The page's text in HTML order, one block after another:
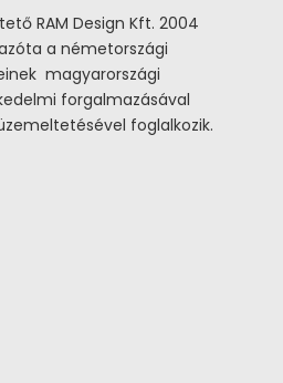
RAM Design Kft. 2004
a németországi
magyarországi
forgalmazásával
foglalkozik.